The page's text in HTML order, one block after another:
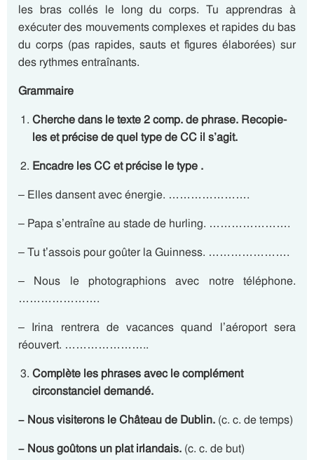
les bras collés le long du corps. Tu apprendras à
exécuter des mouvements complexes et rapides du bas
du corps (pas rapides, sauts et figures élaborées) sur
des rythmes entraînants.
Grammaire
Cherche dans le texte 2 comp. de phrase. Recopie-
leset précise de quel type de CC il s’agit.
Encadre les CC et précise le type .
– Elles dansent avec énergie. ………………….
– Papa s’entraîne au stade de hurling. ………………….
– Tu t’assois pour goûter la Guinness. ………………….
– Nous le photographions avec notre téléphone.
………………….
– Irina rentrera de vacances quand l’aéroport sera
réouvert. …………………..
Complète les phrases avec le complément
circonstanciel demandé.
– Nous visiterons le Château de Dublin. (c. c. de temps)
– Nous goûtons un plat irlandais. (c. c. de but)